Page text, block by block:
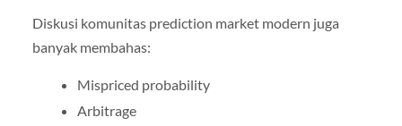
Diskusi komunitas prediction market modern juga
banyak membahas:
Mispriced probability
Arbitrage